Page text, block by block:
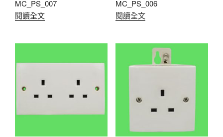
MC_PS_007
閱讀全文
MC_PS_006
閱讀全文